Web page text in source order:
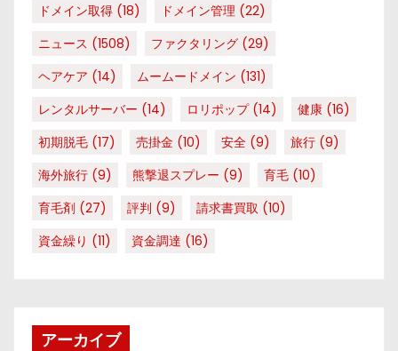
ドメイン取得 (18) ドメイン管理 (22)
ニュース (1508) ファクタリング (29)
ヘアケア (14) ムームードメイン (131)
レンタルサーバー (14) ロリポップ(14) 健康 (16)
初期脱毛 (17) 売掛金 (10) 安全 (9) 旅行 (9)
海外旅行 (9) 熊撃退スプレー (9) 育毛 (10)
育毛剤 (27) 評判 (9) 請求書買取 (10)
資金繰り (11) 資金調達 (16)
アーカイブ